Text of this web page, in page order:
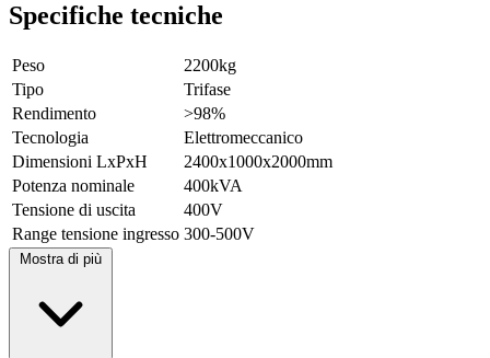
Specifiche tecniche
Peso
2200kg
Tipo
Trifase
Rendimento
>98%
Tecnologia
Elettromeccanico
Dimensioni LxPxH
2400x1000x2000mm
Potenza nominale
400kVA
Tensione di uscita
400V
Range tensione ingresso 300-500V
Mostra di più